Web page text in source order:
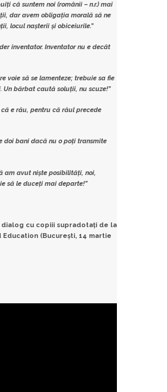
că suntem noi (românii – n.r.) mai
dar avem obligația morală să ne
locul nașterii și obiceiurile.”
inventator. Inventator nu e decât
voie să se lamenteze; trebuie sa fie
Un bărbat caută soluții, nu scuze!”
e rău, pentru că răul precede
doi bani dacă nu o poți transmite
am avut niște posibilități, noi,
să le duceți mai departe!”
dialog cu copiii supradotați de la
(București, 14 martie